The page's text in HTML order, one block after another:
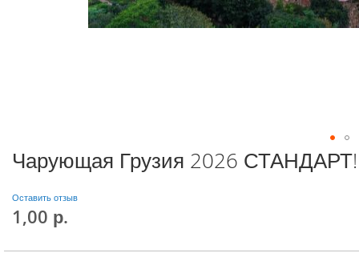
Чарующая Грузия 2026 СТАНДАРТ!
Оставить отзыв
1,00 р.